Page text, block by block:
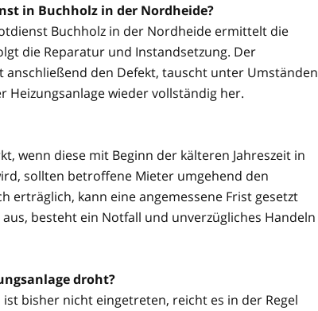
in Buchholz in der Nordheide?
Buchholz in der Nordheide ermittelt die
die Reparatur und Instandsetzung. Der
den Defekt, tauscht unter Umständen
Heizungsanlage wieder vollständig her.
wenn diese mit Beginn der kälteren Jahreszeit in
sollten betroffene Mieter umgehend den
kann eine angemessene Frist gesetzt
besteht ein Notfall und unverzügliches Handeln
droht?
bisher nicht eingetreten, reicht es in der Regel